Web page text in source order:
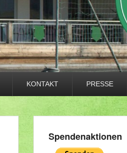
KONTAKT PRESSE
Spendenaktionen